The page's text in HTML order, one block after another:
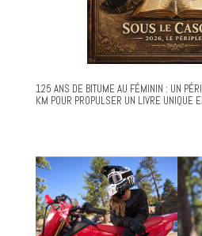
125 ANS DE BITUME AU FÉMININ : UN
KM POUR PROPULSER UN LIVRE UNIQUE